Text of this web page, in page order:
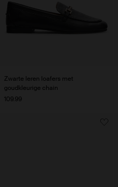
Zwarte leren loafers met
goudkleurige chain
109.99